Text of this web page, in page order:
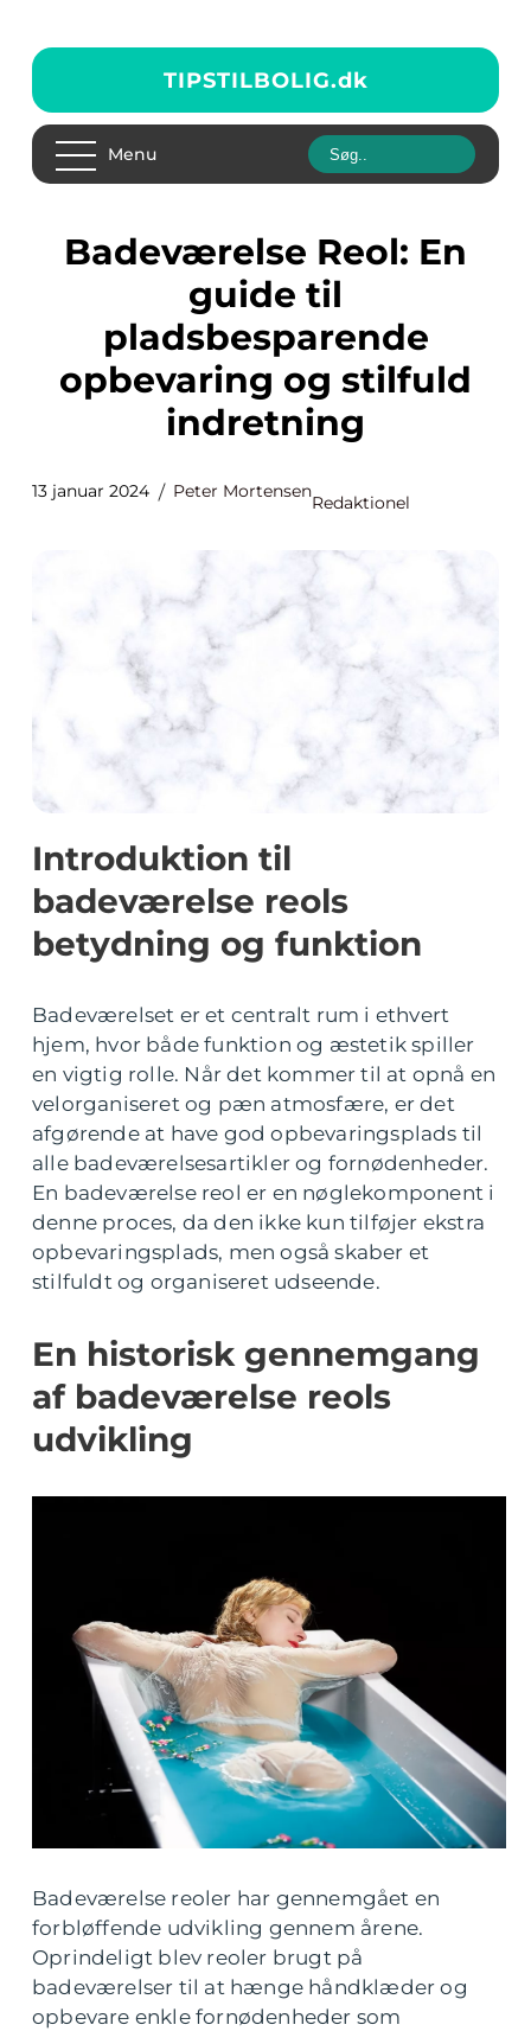
TIPSTILBOLIG.dk
Menu
Badeværelse Reol: En
guide til
pladsbesparende
opbevaring og stilfuld
indretning
13 januar 2024 Peter Mortensen
Redaktionel
Introduktion til
badeværelse reols
betydning og funktion
Badeværelset er et centralt rum i ethvert
hjem, hvor både funktion og æstetik spiller
en vigtig rolle. Når det kommer til at opnå en
velorganiseret og pæn atmosfære, er det
afgørende at have god opbevaringsplads til
alle badeværelsesartikler og fornødenheder.
En badeværelse reol er en nøglekomponent i
denne proces, da den ikke kun tilføjer ekstra
opbevaringsplads, men også skaber et
stilfuldt og organiseret udseende.
En historisk gennemgang
af badeværelse reols
udvikling
Badeværelse reoler har gennemgået en
forbløffende udvikling gennem årene.
Oprindeligt blev reoler brugt på
badeværelser til at hænge håndklæder og
opbevare enkle fornødenheder som